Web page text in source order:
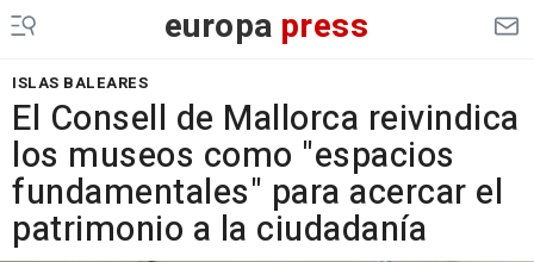
europa press
ISLAS BALEARES
El Consell de Mallorca reivindica
los museos como "espacios
fundamentales" para acercar el
patrimonio a la ciudadanía